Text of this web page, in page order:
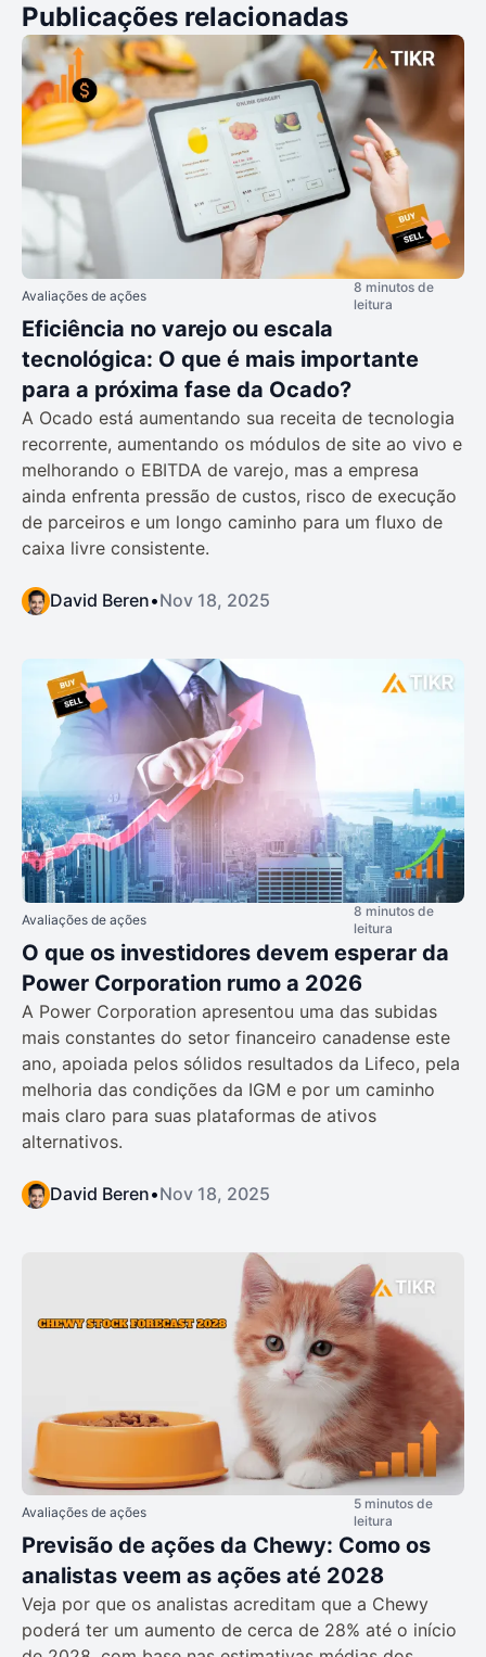
Publicações relacionadas
Avaliações de ações
8 minutos de
leitura
Eficiência no varejo ou escala
tecnológica: O que é mais importante
para a próxima fase da Ocado?
A Ocado está aumentando sua receita de tecnologia
recorrente, aumentando os módulos de site ao vivo e
melhorando o EBITDA de varejo, mas a empresa
ainda enfrenta pressão de custos, risco de execução
de parceiros e um longo caminho para um fluxo de
caixa livre consistente.
David Beren•Nov 18, 2025
Avaliações de ações
8 minutos de
leitura
O que os investidores devem esperar da
Power Corporation rumo a 2026
A Power Corporation apresentou uma das subidas
mais constantes do setor financeiro canadense este
ano, apoiada pelos sólidos resultados da Lifeco, pela
melhoria das condições da IGM e por um caminho
mais claro para suas plataformas de ativos
alternativos.
David Beren•Nov 18, 2025
Avaliações de ações
5 minutos de
leitura
Previsão de ações da Chewy: Como os
analistas veem as ações até 2028
Veja por que os analistas acreditam que a Chewy
poderá ter um aumento de cerca de 28% até o início